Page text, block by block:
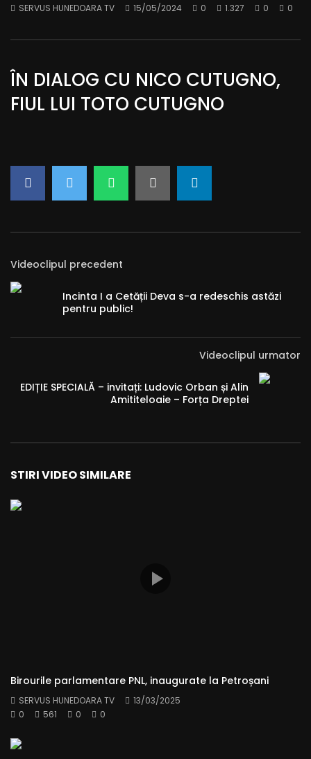
inaugurate la Petroșani
prezidențiale,
SERVUS HUNEDOARA TV 15/05/2024 0 1.327 0 0
ÎN DIALOG CU NICO CUTUGNO,
FIUL LUI TOTO CUTUGNO
Videoclipul precedent
Incinta I a Cetății Deva s-a redeschis astăzi
pentru public!
Videoclipul urmator
EDIȚIE SPECIALĂ – invitați: Ludovic Orban și Alin
Amititeloaie – Forța Dreptei
STIRI VIDEO SIMILARE
Birourile parlamentare PNL, inaugurate la Petroșani
SERVUS HUNEDOARA TV
13/03/2025
0
561 0 0